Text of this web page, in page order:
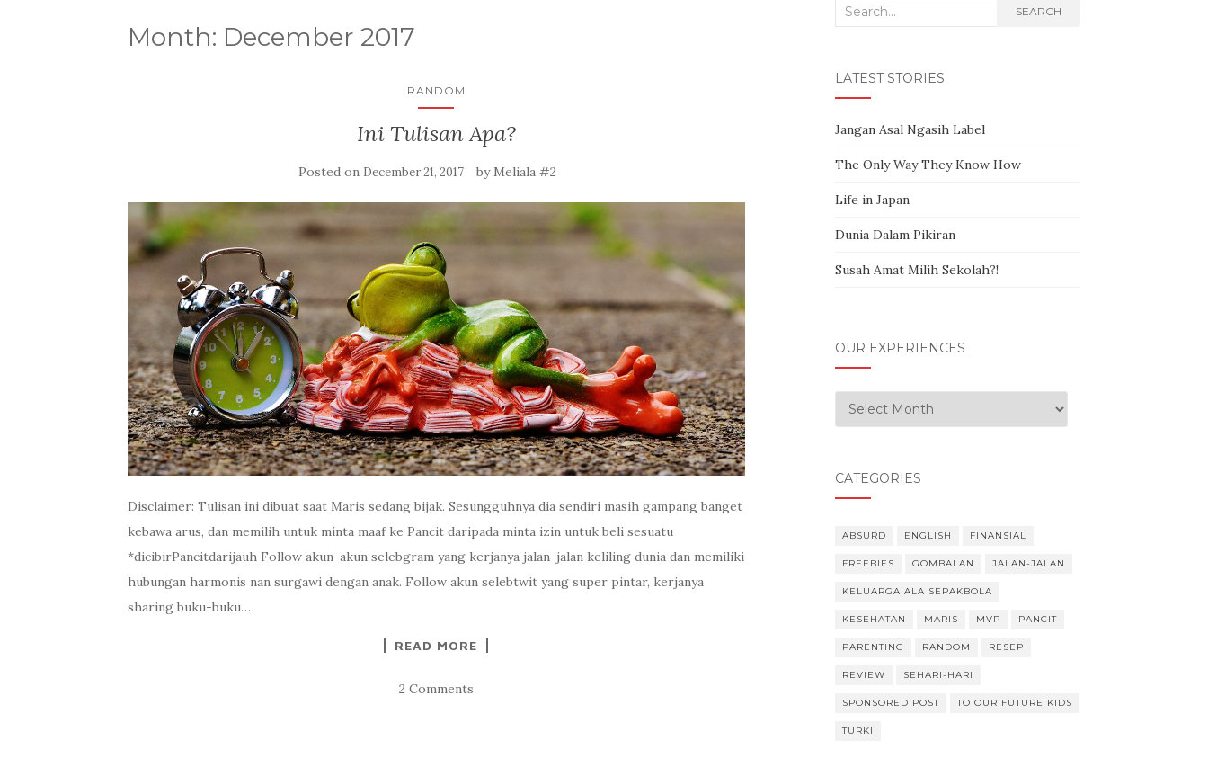
Month: December 2017
RANDOM
Ini Tulisan Apa?
Posted on December 21, 2017 byMeliala #2
Disclaimer: Tulisan ini dibuat saat Maris sedang bijak. Sesungguhnya dia sendiri masih gampang banget
kebawa arus, dan memilih untuk minta maaf ke Pancit daripada minta izin untuk beli sesuatu
*dicibirPancitdarijauh Follow akun-akun selebgram yang kerjanya jalan-jalan keliling dunia dan memiliki
hubungan harmonis nan surgawi dengan anak. Follow akun selebtwit yang super pintar, kerjanya
sharing buku-buku…
READ MORE
2 Comments
Search for: SEARCH
LATEST STORIES
Jangan Asal Ngasih Label
The Only Way They Know How
Life in Japan
Dunia Dalam Pikiran
Susah Amat Milih Sekolah?!
OUR EXPERIENCES
Our Experiences
CATEGORIES
ABSURD ENGLISH FINANSIAL
FREEBIES GOMBALAN JALAN-JALAN
KELUARGA ALA SEPAKBOLA
KESEHATAN MARIS MVP PANCIT
PARENTING RANDOM RESEP
REVIEW SEHARI-HARI
SPONSORED POST TO OUR FUTURE KIDS
TURKI